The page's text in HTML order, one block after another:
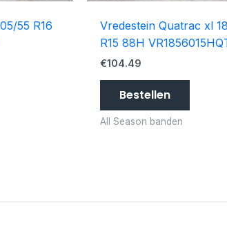
55 R16
Vredestein Quatrac xl
R15 88H
€104.49
Bestellen
All Season banden